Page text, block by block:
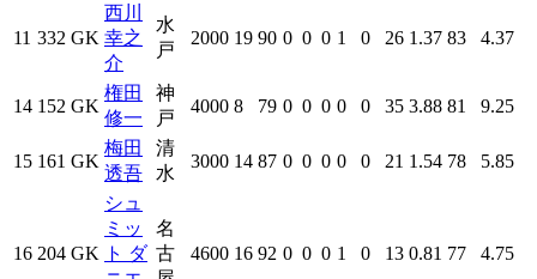
11 332 GK
西川
幸之
介
水
戸
2000 19 90 0 0 0 1 0 26 1.37 83 4.37
14 152 GK
権田
修一
神
戸
4000 8 79 0 0 0 0 0 35 3.88 81 9.25
15 161 GK
梅田
透吾
清
水
3000 14 87 0 0 0 0 0 21 1.54 78 5.85
16 204 GK
シュ
ミッ
ト ダ
名
古
4600 16 92 0 0 0 1 0 13 0.81 77 4.75